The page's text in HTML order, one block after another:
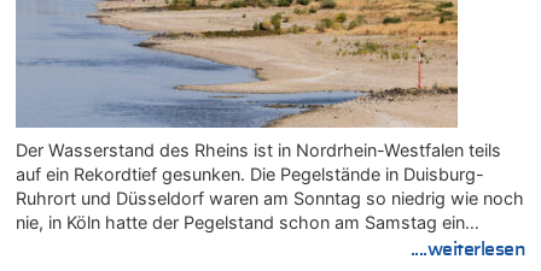
Der Wasserstand des Rheins ist in Nordrhein-Westfalen teils
auf ein Rekordtief gesunken. Die Pegelstände in Duisburg-
Ruhrort und Düsseldorf waren am Sonntag so niedrig wie noch
nie, in Köln hatte der Pegelstand schon am Samstag ein…
....weiterlesen